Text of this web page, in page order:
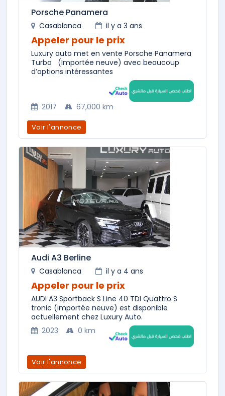
Porsche Panamera
Casablanca il y a 3 ans
Appeler pour le prix
Luxury auto met en vente Porsche Panamera
Turbo (Importée neuve) avec beaucoup
d’options intéressantes
2017 67,000 km
Voir l'annonce
Audi A3 Berline
Casablanca il y a 4 ans
Appeler pour le prix
AUDI A3 Sportback S Line 40 TDI Quattro S
tronic (importée neuve) est disponible
actuellement chez Luxury Auto.
2023
0 km
Voir l'annonce